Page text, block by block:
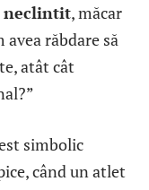
neclintit, măcar
răbdare să
atât cât
simbolic
când un atlet